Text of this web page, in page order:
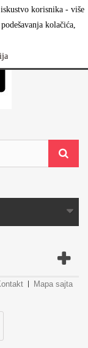
korisnika - više
kolačića,
Prijavi se
Mapa sajta